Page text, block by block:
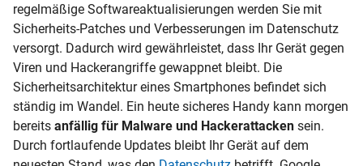
regelmäßige Softwareaktualisierungen werden Sie mit
Sicherheits-Patches und Verbesserungen im Datenschutz
versorgt. Dadurch wird gewährleistet, dass Ihr Gerät gegen
Viren und Hackerangriffe gewappnet bleibt. Die
Sicherheitsarchitektur eines Smartphones befindet sich
ständig im Wandel. Ein heute sicheres Handy kann morgen
bereits anfällig für Malware und Hackerattacken sein.
Durch fortlaufende Updates bleibt Ihr Gerät auf dem